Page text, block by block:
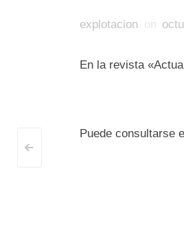
<
explotacion on
En la revista
Puede consultarse